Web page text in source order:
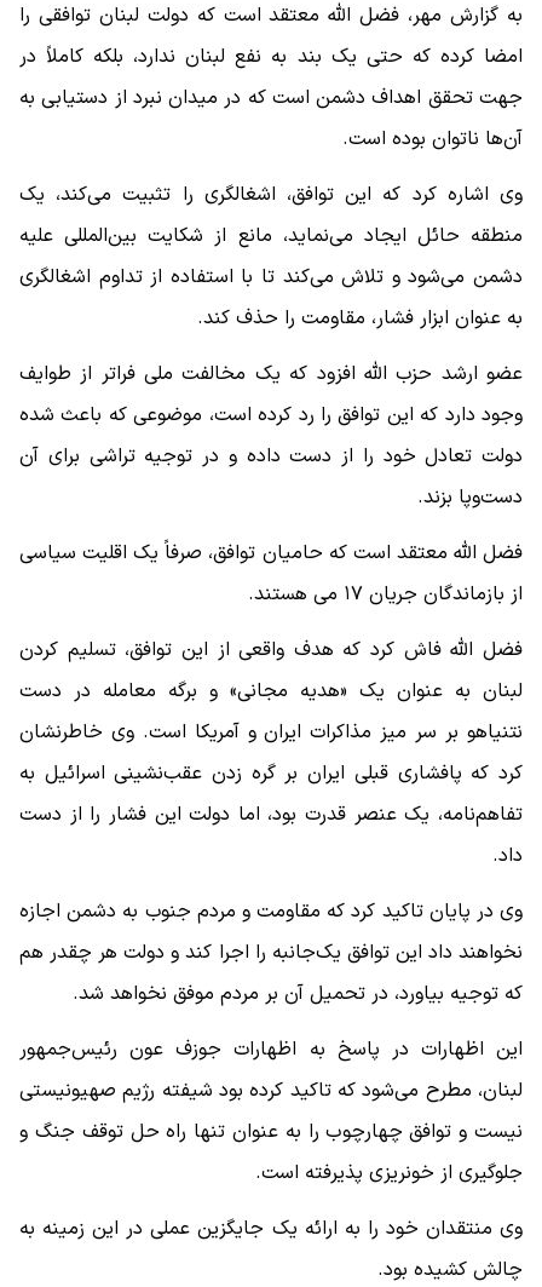
به گزارش مهر، فضل الله معتقد است که دولت لبنان توافقی را
امضا کرده که حتی یک بند به نفع لبنان ندارد، بلکه کاملاً در
جهت تحقق اهداف دشمن است که در میدان نبرد از دستیابی به
آن‌ها ناتوان بوده است.
وی اشاره کرد که این توافق، اشغالگری را تثبیت می‌کند، یک
منطقه حائل ایجاد می‌نماید، مانع از شکایت بین‌المللی علیه
دشمن می‌شود و تلاش می‌کند تا با استفاده از تداوم اشغالگری
به عنوان ابزار فشار، مقاومت را حذف کند.
عضو ارشد حزب الله افزود که یک مخالفت ملی فراتر از طوایف
وجود دارد که این توافق را رد کرده است، موضوعی که باعث شده
دولت تعادل خود را از دست داده و در توجیه تراشی برای آن
دست‌وپا بزند.
فضل الله معتقد است که حامیان توافق، صرفاً یک اقلیت سیاسی
از بازماندگان جریان ۱۷ می هستند.
فضل الله فاش کرد که هدف واقعی از این توافق، تسلیم کردن
لبنان به عنوان یک «هدیه مجانی» و برگه معامله در دست
نتنیاهو بر سر میز مذاکرات ایران و آمریکا است. وی خاطرنشان
کرد که پافشاری قبلی ایران بر گره زدن عقب‌نشینی اسرائیل به
تفاهم‌نامه، یک عنصر قدرت بود، اما دولت این فشار را از دست
داد.
وی در پایان تاکید کرد که مقاومت و مردم جنوب به دشمن اجازه
نخواهند داد این توافق یک‌جانبه را اجرا کند و دولت هر چقدر هم
که توجیه بیاورد، در تحمیل آن بر مردم موفق نخواهد شد.
این اظهارات در پاسخ به اظهارات جوزف عون رئیس‌جمهور
لبنان، مطرح می‌شود که تاکید کرده بود شیفته رژیم صهیونیستی
نیست و توافق چهارچوب را به عنوان تنها راه حل توقف جنگ و
جلوگیری از خونریزی پذیرفته است.
وی منتقدان خود را به ارائه یک جایگزین عملی در این زمینه به
چالش کشیده بود.